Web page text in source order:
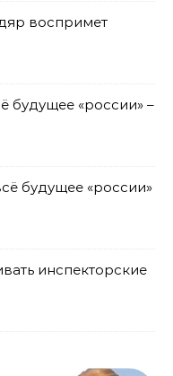
воспримет
будущее «россии» –
будущее «россии»
инспекторские